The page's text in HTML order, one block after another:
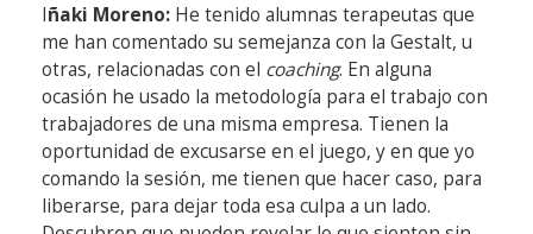
Iñaki Moreno: He tenido alumnas terapeutas que
me han comentado su semejanza con la Gestalt, u
otras, relacionadas con el coaching. En alguna
ocasión he usado la metodología para el trabajo con
trabajadores de una misma empresa. Tienen la
oportunidad de excusarse en el juego, y en que yo
comando la sesión, me tienen que hacer caso, para
liberarse, para dejar toda esa culpa a un lado.